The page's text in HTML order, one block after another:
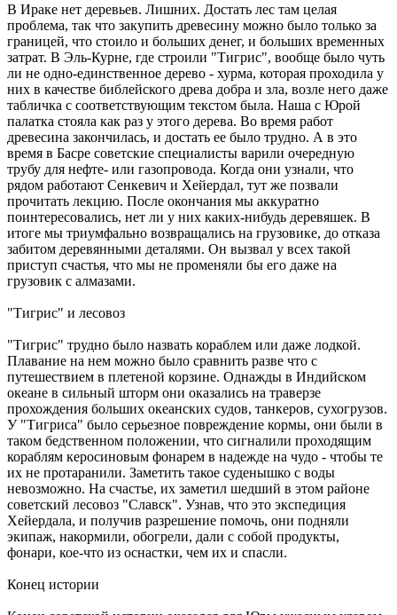
В Ираке нет деревьев. Лишних. Достать лес там целая
проблема, так что закупить древесину можно было только за
границей, что стоило и больших денег, и больших временных
затрат. В Эль-Курне, где строили "Тигрис", вообще было чуть
ли не одно-единственное дерево - хурма, которая проходила у
них в качестве библейского древа добра и зла, возле него даже
табличка с соответствующим текстом была. Наша с Юрой
палатка стояла как раз у этого дерева. Во время работ
древесина закончилась, и достать ее было трудно. А в это
время в Басре советские специалисты варили очередную
трубу для нефте- или газопровода. Когда они узнали, что
рядом работают Сенкевич и Хейердал, тут же позвали
прочитать лекцию. После окончания мы аккуратно
поинтересовались, нет ли у них каких-нибудь деревяшек. В
итоге мы триумфально возвращались на грузовике, до отказа
забитом деревянными деталями. Он вызвал у всех такой
приступ счастья, что мы не променяли бы его даже на
грузовик с алмазами.
"Тигрис" и лесовоз
"Тигрис" трудно было назвать кораблем или даже лодкой.
Плавание на нем можно было сравнить разве что с
путешествием в плетеной корзине. Однажды в Индийском
океане в сильный шторм они оказались на траверзе
прохождения больших океанских судов, танкеров, сухогрузов.
У "Тигриса" было серьезное повреждение кормы, они были в
таком бедственном положении, что сигналили проходящим
кораблям керосиновым фонарем в надежде на чудо - чтобы те
их не протаранили. Заметить такое суденышко с воды
невозможно. На счастье, их заметил шедший в этом районе
советский лесовоз "Славск". Узнав, что это экспедиция
Хейердала, и получив разрешение помочь, они подняли
экипаж, накормили, обогрели, дали с собой продукты,
фонари, кое-что из оснастки, чем их и спасли.
Конец истории